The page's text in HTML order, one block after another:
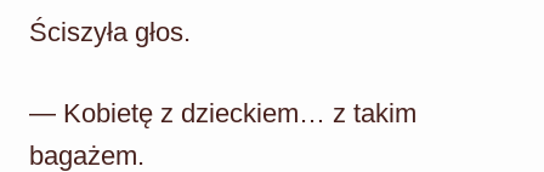
Ściszyła głos.
— Kobietę z dzieckiem… z takim
bagażem.